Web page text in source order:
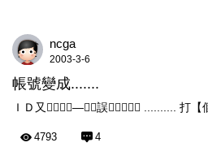
ncga
2003-3-6
帳號變成.......
ＩＤ又—誤 .......... 打【
4793 4